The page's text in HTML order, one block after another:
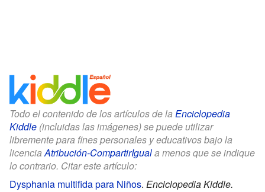
Todo el contenido de los artículos de la Enciclopedia
Kiddle (incluidas las imágenes) se puede utilizar
libremente para fines personales y educativos bajo la
licenciaAtribución-CompartirIguala menos que se indique
lo contrario. Citar este artículo:
Dysphania multifida para Niños. Enciclopedia Kiddle.